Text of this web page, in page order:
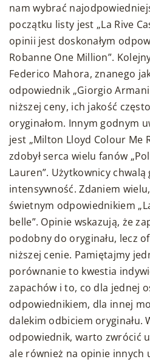
nam wybrać
początku listy jest „La Rive
opinii jest doskonałym
Robanne One Million”.
Federico Mahora, znanego
odpowiednik „Giorgio
niższej ceny, ich jakość
oryginałom. Innym godnym
jest „Milton Lloyd Colour Me
zdobył serca wielu fanów
Lauren”. Użytkownicy chwalą
intensywność. Zdaniem
świetnym odpowiednikiem
belle”. Opinie wskazują, że
podobny do oryginału, lecz
niższej cenie. Pamiętajmy
porównanie to kwestia
zapachów i to, co dla jednej
odpowiednikiem, dla innej
dalekim odbiciem oryginału.
odpowiednik, warto zwrócić
ale również na opinie innych